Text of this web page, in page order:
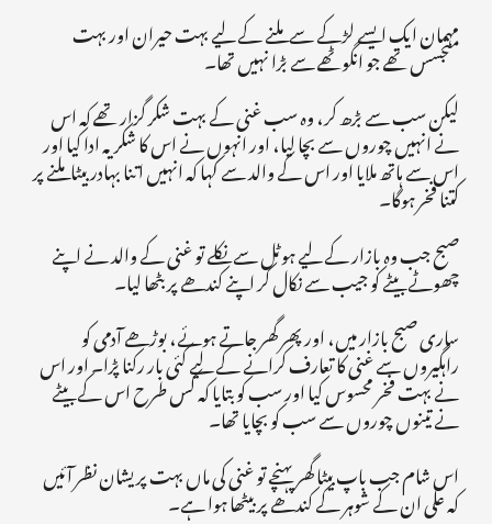
مہمان ایک ایسے لڑکے سے ملنے کے لیے بہت حیران اور بہت
متجسس تھے جو انگوٹھے سے بڑا نہیں تھا۔
لیکن سب سے بڑھ کر، وہ سب غنی کے بہت شکر گزار تھے کہ اس
نے انہیں چوروں سے بچا لیا، اور انہوں نے اس کا شکریہ ادا کیا اور
اس سے ہاتھ ملایا اور اس کے والد سے کہا کہ انہیں اتنا بہادر بیٹا ملنے پر
کتنا فخر ہوگا۔
صبح جب وہ بازار کے لیے ہوٹل سے نکلے تو غنی کے والد نے اپنے
چھوٹے بیٹے کو جیب سے نکال کر اپنے کندھے پر بٹھا لیا۔
ساری صبح بازار میں، اور پھر گھر جاتے ہوئے، بوڑھے آدمی کو
راہگیروں سے غنی کا تعارف کرانے کے لیے کئی بار رکنا پڑا۔ اور اس
نے بہت فخر محسوس کیا اور سب کو بتایا کہ کس طرح اس کے بیٹے
نے تینوں چوروں سے سب کو بچایا تھا۔
اس شام جب باپ بیٹا گھر پہنچے تو غنی کی ماں بہت پریشان نظر آئیں
کہ علی ان کے شوہر کے کندھے پر بیٹھا ہوا ہے۔